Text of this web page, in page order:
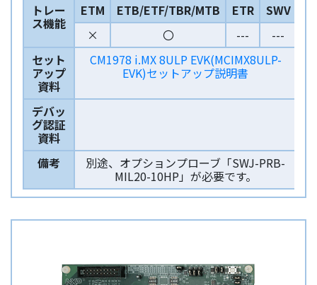
トレー
ス機能
ETM ETB/ETF/TBR/MTB ETR
SWV
×
〇 ---
---
セット
アップ
資料
CM1978 i.MX 8ULP EVK(MCIMX8ULP-
EVK)セットアップ説明書
デバッ
グ認証
資料
備考
別途、オプションプローブ「SWJ-PRB-
MIL20-10HP」が必要です。